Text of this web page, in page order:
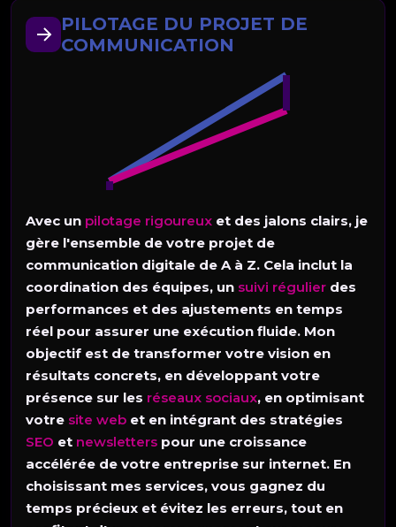
PILOTAGE DU PROJET DE
COMMUNICATION
Avec un pilotage rigoureux et des jalons clairs, je
gère l'ensemble de votre projet de
communication digitale de A à Z. Cela inclut la
coordination des équipes, un suivi régulier des
performances et des ajustements en temps
réel pour assurer une exécution fluide. Mon
objectif est de transformer votre vision en
résultats concrets, en développant votre
présence sur les réseaux sociaux, en optimisant
votre site web et en intégrant des stratégies
SEO et newsletters pour une croissance
accélérée de votre entreprise sur internet. En
choisissant mes services, vous gagnez du
temps précieux et évitez les erreurs, tout en